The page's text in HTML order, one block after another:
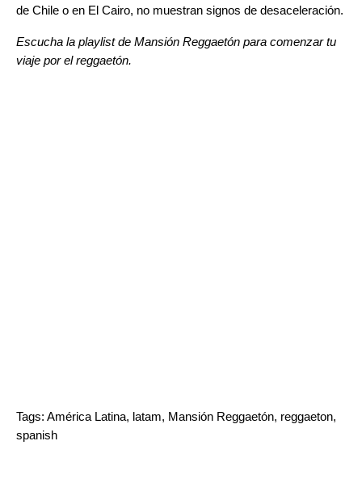
de Chile o en El Cairo, no muestran signos de desaceleración.
Escucha la playlist de Mansión Reggaetón para comenzar tu
viaje por el reggaetón.
Tags: América Latina, latam, Mansión Reggaetón, reggaeton,
spanish